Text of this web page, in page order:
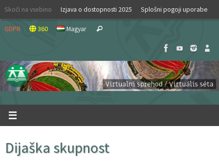
Skip
content
Skoči na vsebino Izjava o dostopnosti 2025 Splošni pogoji uporabe
GDPR 360 Magyar Search
Dijaška skupnost